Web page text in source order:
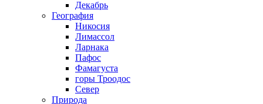
Декабрь
География
Никосия
Лимассол
Ларнака
Пафос
Фамагуста
горы Троодос
Север
Природа